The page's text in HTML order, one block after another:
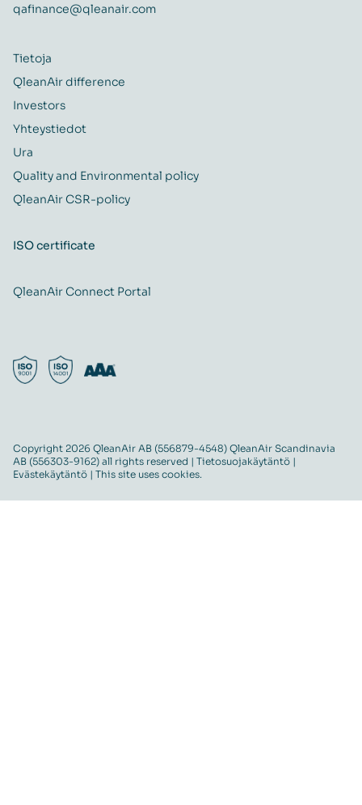
qafinance@qleanair.com
Tietoja
QleanAir difference
Investors
Yhteystiedot
Ura
Quality and Environmental policy
QleanAir CSR-policy
ISO certificate
QleanAir Connect Portal
Copyright 2026 QleanAir AB (556879-4548) QleanAir Scandinavia
AB (556303-9162) all rights reserved | Tietosuojakäytäntö |
Evästekäytäntö | This site uses cookies.